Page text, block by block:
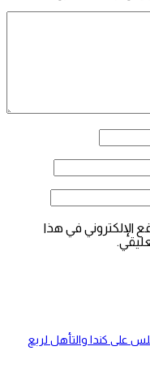
الإلكتروني في هذا
على كندا والتأهل لربع